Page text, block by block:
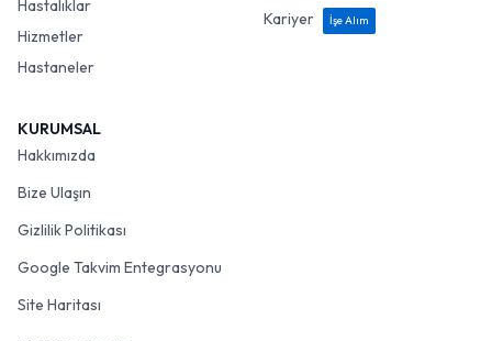
Hastalıklar
Hizmetler
Hastaneler
Kariyer
İşe Alım
KURUMSAL
Hakkımızda
Bize Ulaşın
Gizlilik Politikası
Google Takvim Entegrasyonu
Site Haritası